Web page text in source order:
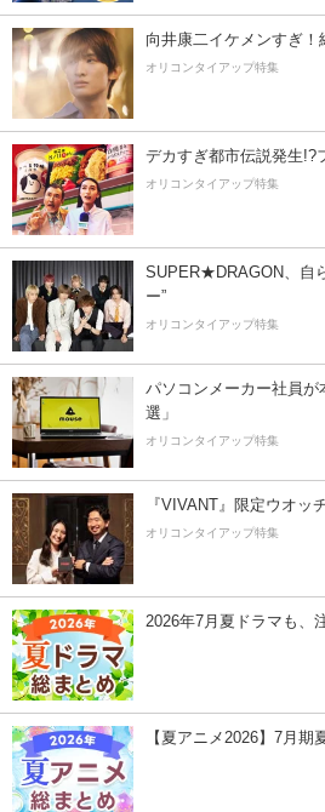
向井康二イケメンすぎ！
オリコンタイアップ特集
デカすぎ都市伝説発生!?
オリコンタイアップ特集
SUPER★DRAGON、自
ー”
オリコンタイアップ特集
パソコンメーカー社員
選」
オリコンタイアップ特集
『VIVANT』限定ウオッ
オリコンタイアップ特集
2026年7月夏ドラマも、
【夏アニメ2026】7月期